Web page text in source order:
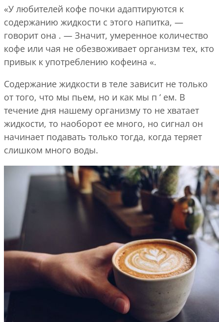
«У любителей кофе почки адаптируются к
содержанию жидкости с этого напитка, —
говорит она . — Значит, умеренное количество
кофе или чая не обезвоживает организм тех, кто
привык к употреблению кофеина «.
Содержание жидкости в теле зависит не только
от того, что мы пьем, но и как мы п ‘ ем. В
течение дня нашему организму то не хватает
жидкости, то наоборот ее много, но сигнал он
начинает подавать только тогда, когда теряет
слишком много воды.